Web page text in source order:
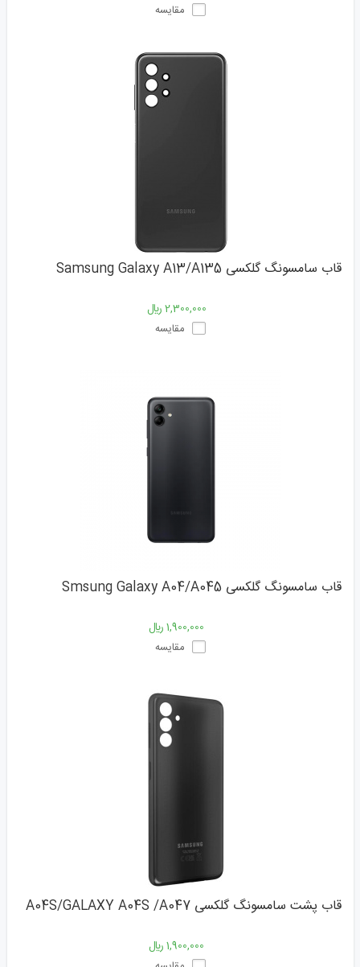
مقایسه
قاب سامسونگ گلکسی Samsung Galaxy A13/A135
2,300,000 ﷼
مقایسه
قاب سامسونگ گلکسی Smsung Galaxy A04/A045
1,900,000 ﷼
مقایسه
قاب پشت سامسونگ گلکسی A04S/GALAXY A04S /A047
1,900,000 ﷼